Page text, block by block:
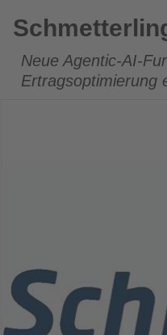
Schmetterling
Neue Agentic-AI-
Ertragsoptimierung